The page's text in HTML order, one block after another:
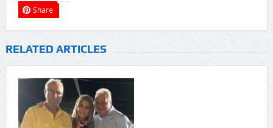
Share
RELATED ARTICLES